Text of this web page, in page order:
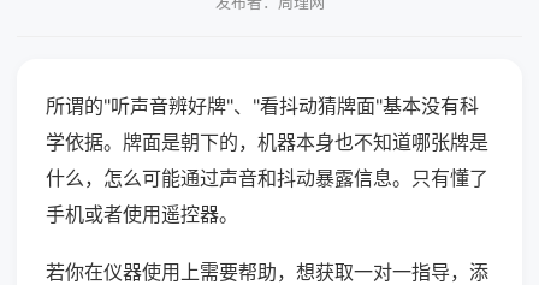
所谓的"听声音辨好牌"、"看抖动猜牌面"基本没有科
学依据。牌面是朝下的，机器本身也不知道哪张牌是
什么，怎么可能通过声音和抖动暴露信息。只有懂了
手机或者使用遥控器。
若你在仪器使用上需要帮助，想获取一对一指导，添